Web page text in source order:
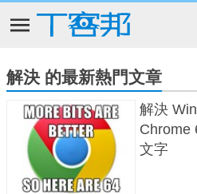
解決 的最新熱門文章
解決
Chrome
文字